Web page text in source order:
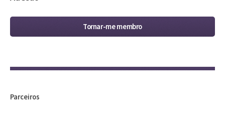
Tornar-me membro
Parceiros